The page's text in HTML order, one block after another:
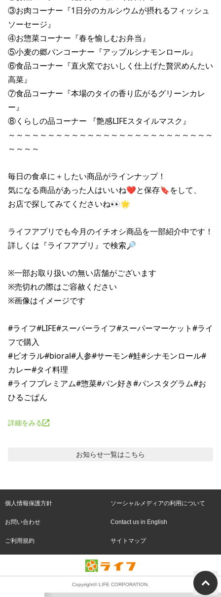
③お肉コーナー『1日分のカルシウムが摂れるフィッシュ
ソーセージ』
④お惣菜コーナー『春を愉しむお弁当』
⑤小麦の郷パンコーナー『アップルシナモンロール』
⑥食品コーナー『直火窯でおいしく仕上げた贅沢めんたい
高菜』
⑦食品コーナー『本場のタイの香り広がるグリーンカレ
ー』
⑧くらしの品コーナー 『艶感LIFEスタイルマスク』
～～～～～～～～～～～～～～～～～～～～～～～～～～
～～～～
毎日の食卓に＋したい商品がラインナップ！
気になる商品があった人はいいね❤と保存🔖をして、
お店で探してみてくださいね👀🌟
ライフアプリでも今月のイチオシ商品を一部紹介中です！
詳しくは『ライフアプリ』で検索🔎
※一部お取り扱いの無い店舗がございます
※売切れの際はご容赦ください
※画像はイメージです
#ライフ#LIFE#スーパーライフ#スーパーマーケット#ライ
フで購入
#ビオラル#bioral#人参#サーモン#鮭#シナモンロール#
カレー#タイ料理
#ライフプレミアム#惣菜#パン好き#パンスタグラム#お
詳細をみる
お知らせ一覧はこちら
個人情報保護方針 ソーシャルメディアの利用について
お問い合わせ Contact us in English
ご利用規約 サイトマップ
Copyright© LIFE CORPORATION.